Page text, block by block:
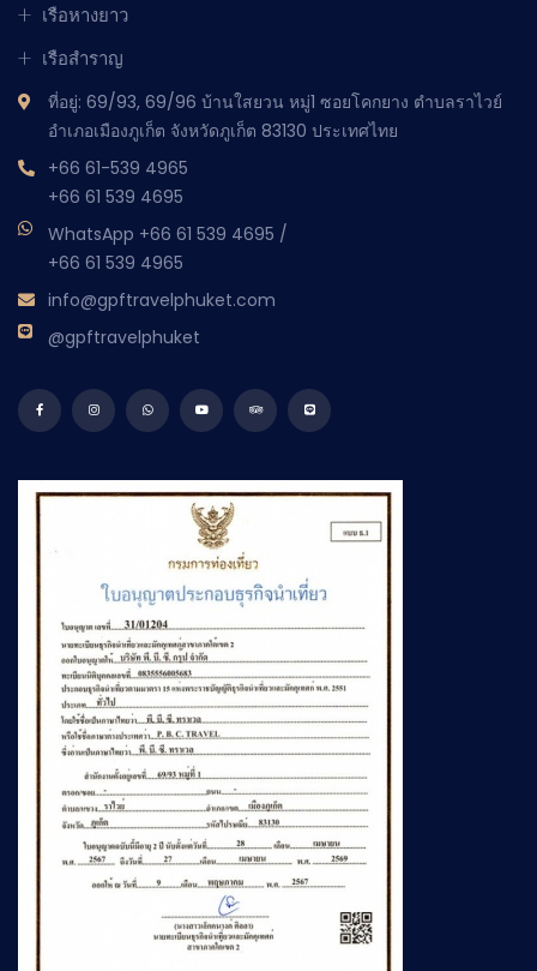
เรือหางยาว
เรือสำราญ
ที่อยู่: 69/93, 69/96 บ้านใสยวน หมู่1 ซอยโคกยาง ตำบลราไวย์
อำเภอเมืองภูเก็ต จังหวัดภูเก็ต 83130 ประเทศไทย
+66 61-539 4965
+66 61 539 4695
WhatsApp +66 61 539 4695 /
+66 61 539 4965
info@gpftravelphuket.com
@gpftravelphuket